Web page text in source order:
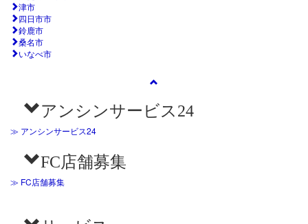
津市
四日市市
鈴鹿市
桑名市
いなべ市
アンシンサービス24
≫ アンシンサービス24
FC店舗募集
≫ FC店舗募集